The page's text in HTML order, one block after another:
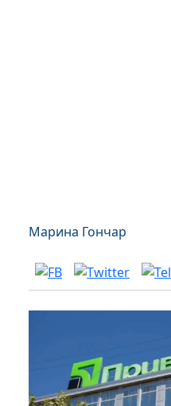
Марина Гончар